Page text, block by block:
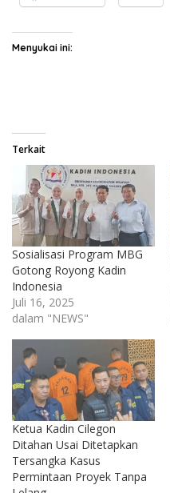
Menyukai ini:
Terkait
Sosialisasi Program MBG
Gotong Royong Kadin
Indonesia
Juli 16, 2025
dalam "NEWS"
Ketua Kadin Cilegon
Ditahan Usai Ditetapkan
Tersangka Kasus
Permintaan Proyek Tanpa